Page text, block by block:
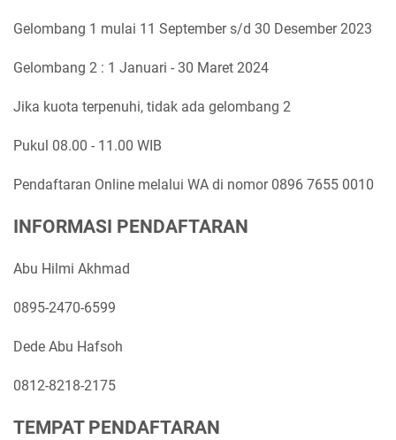
Gelombang 1 mulai 11 September s/d 30 Desember 2023
Gelombang 2 : 1 Januari - 30 Maret 2024
Jika kuota terpenuhi, tidak ada gelombang 2
Pukul 08.00 - 11.00 WIB
Pendaftaran Online melalui WA di nomor 0896 7655 0010
INFORMASI PENDAFTARAN
Abu Hilmi Akhmad
0895-2470-6599
Dede Abu Hafsoh
0812-8218-2175
TEMPAT PENDAFTARAN